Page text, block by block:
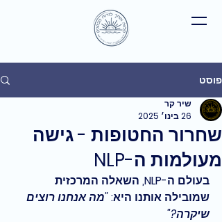
פוסט
שחרור החטופות - גישה
מעולמות ה-NLP
שיר קר
26 בינו׳ 2025
בעולם ה-NLP, השאלה המרכזית
שמובילה אותנו היא: "מה אנחנו רוצים
שיקרה?"